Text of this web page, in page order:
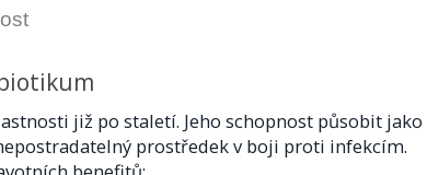
již po staletí. Jeho schopnost působit jako
prostředek v boji proti infekcím.